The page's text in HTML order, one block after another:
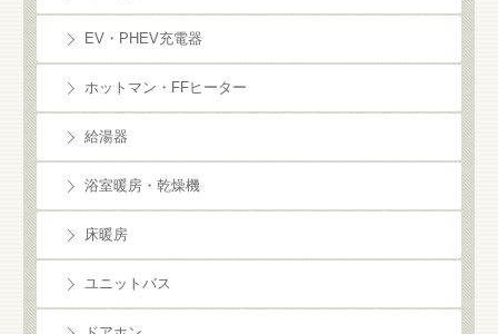
EV・PHEV充電器
ホットマン・FFヒーター
給湯器
浴室暖房・乾燥機
床暖房
ユニットバス